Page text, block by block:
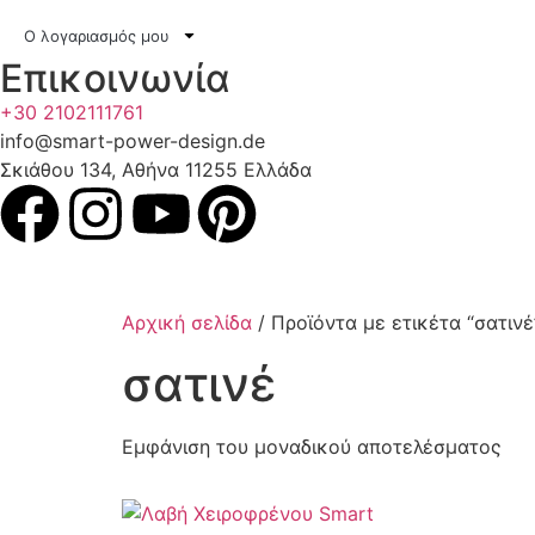
Ο λογαριασμός μου
Επικοινωνία
+30 2102111761
info@smart-power-design.de
Σκιάθου 134, Αθήνα 11255 Ελλάδα
Αρχική σελίδα / Προϊόντα με ετικέτα
σατινέ
Εμφάνιση του μοναδικού αποτελέσματος